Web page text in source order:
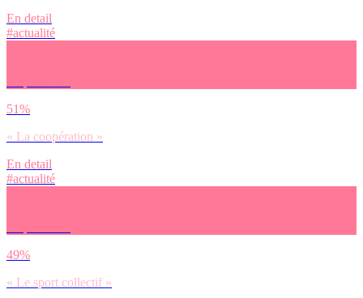
En detail
#actualité
51%
« La coopération »
En detail
#actualité
49%
« Le sport collectif »